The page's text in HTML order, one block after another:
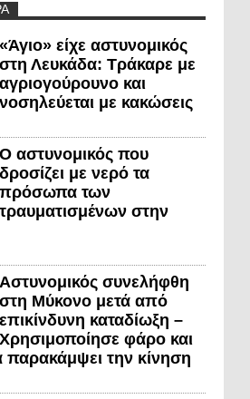
«Άγιο» είχε αστυνομικός
στη Λευκάδα: Τράκαρε με
αγριογούρουνο και
νοσηλεύεται με κακώσεις
Ο αστυνομικός που
δροσίζει με νερό τα
πρόσωπα των
τραυματισμένων στην
Αστυνομικός συνελήφθη
στη Μύκονο μετά από
επικίνδυνη καταδίωξη –
Χρησιμοποίησε φάρο και
παρακάμψει την κίνηση